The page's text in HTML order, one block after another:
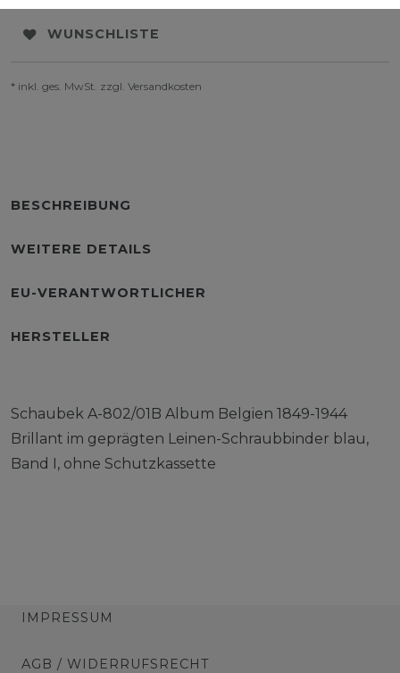
WUNSCHLISTE
* inkl. ges. MwSt. zzgl. Versandkosten
BESCHREIBUNG
WEITERE DETAILS
EU-VERANTWORTLICHER
HERSTELLER
Schaubek A-802/01B Album Belgien 1849-1944
Brillant im geprägten Leinen-Schraubbinder blau,
Band I, ohne Schutzkassette
IMPRESSUM
AGB / WIDERRUFSRECHT